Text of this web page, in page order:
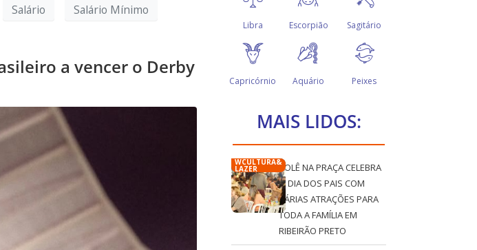
Salário Salário Mínimo
a vencer o Derby
MAIS LIDOS:
WCULTURA&
LAZER
ROLÊ NA PRAÇA CELEBRA
O DIA DOS PAIS COM
VÁRIAS ATRAÇÕES PARA
TODA A FAMÍLIA EM
RIBEIRÃO PRETO